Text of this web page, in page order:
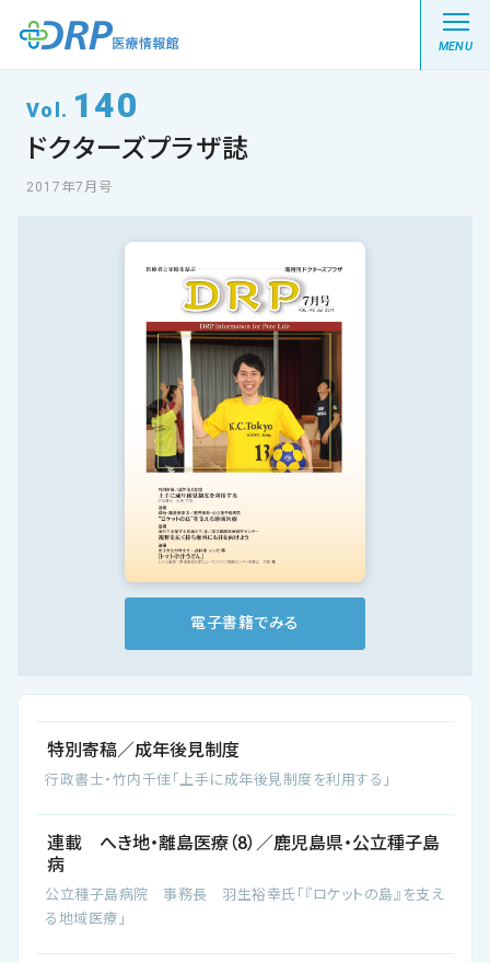
MENU
最新の注目記事
栄養健康レシピ
医療系学生記事
DRP医療情報館とは?
お問い合わせ
Vol. 140
ドクターズプラザ誌
2017年7月号
電子書籍でみる
特別寄稿／成年後見制度
行政書士・竹内千佳「上手に成年後見制度を利用する」
連載 へき地・離島医療（8）／鹿児島県・公立種子島
病
公立種子島病院 事務長 羽生裕幸氏「『ロケットの島』を支え
る地域医療」